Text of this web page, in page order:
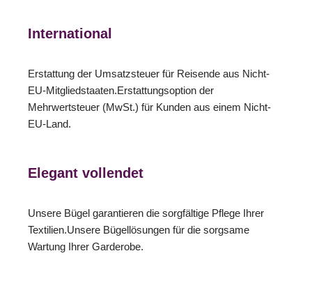
International
Erstattung der Umsatzsteuer für Reisende aus Nicht-
EU-Mitgliedstaaten.Erstattungsoption der
Mehrwertsteuer (MwSt.) für Kunden aus einem Nicht-
EU-Land.
Elegant vollendet
Unsere Bügel garantieren die sorgfältige Pflege Ihrer
Textilien.Unsere Bügellösungen für die sorgsame
Wartung Ihrer Garderobe.